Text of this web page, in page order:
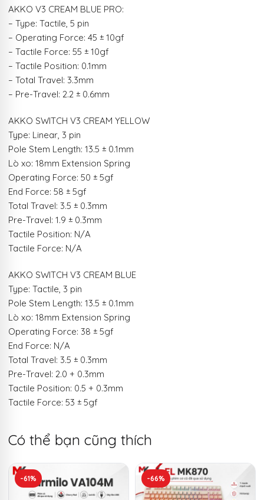
AKKO V3 CREAM BLUE PRO:
– Type: Tactile, 5 pin
– Operating Force: 45 ± 10gf
– Tactile Force: 55 ± 10gf
– Tactile Position: 0.1mm
– Total Travel: 3.3mm
– Pre-Travel: 2.2 ± 0.6mm
AKKO SWITCH V3 CREAM YELLOW
Type: Linear, 3 pin
Pole Stem Length: 13.5 ± 0.1mm
Lò xo: 18mm Extension Spring
Operating Force: 50 ± 5gf
End Force: 58 ± 5gf
Total Travel: 3.5 ± 0.3mm
Pre-Travel: 1.9 ± 0.3mm
Tactile Position: N/A
Tactile Force: N/A
AKKO SWITCH V3 CREAM BLUE
Type: Tactile, 3 pin
Pole Stem Length: 13.5 ± 0.1mm
Lò xo: 18mm Extension Spring
Operating Force: 38 ± 5gf
End Force: N/A
Total Travel: 3.5 ± 0.3mm
Pre-Travel: 2.0 + 0.3mm
Tactile Position: 0.5 + 0.3mm
Tactile Force: 53 ± 5gf
Có thể bạn cũng thích
-61% -66%